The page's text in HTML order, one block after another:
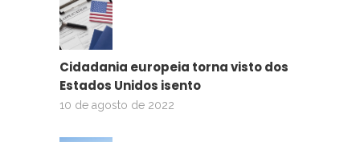
Cidadania europeia torna visto dos
Estados Unidos isento
10 de agosto de 2022